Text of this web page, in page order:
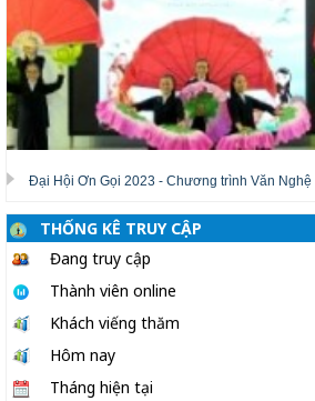
Đại Hội Ơn Gọi 2023 - Chương trình Văn Nghệ
THỐNG KÊ TRUY CẬP
Đang truy cập
Thành viên online
Khách viếng thăm
Hôm nay
Tháng hiện tại